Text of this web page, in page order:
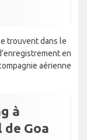
trouvent dans le
en
aérienne
à
Goa